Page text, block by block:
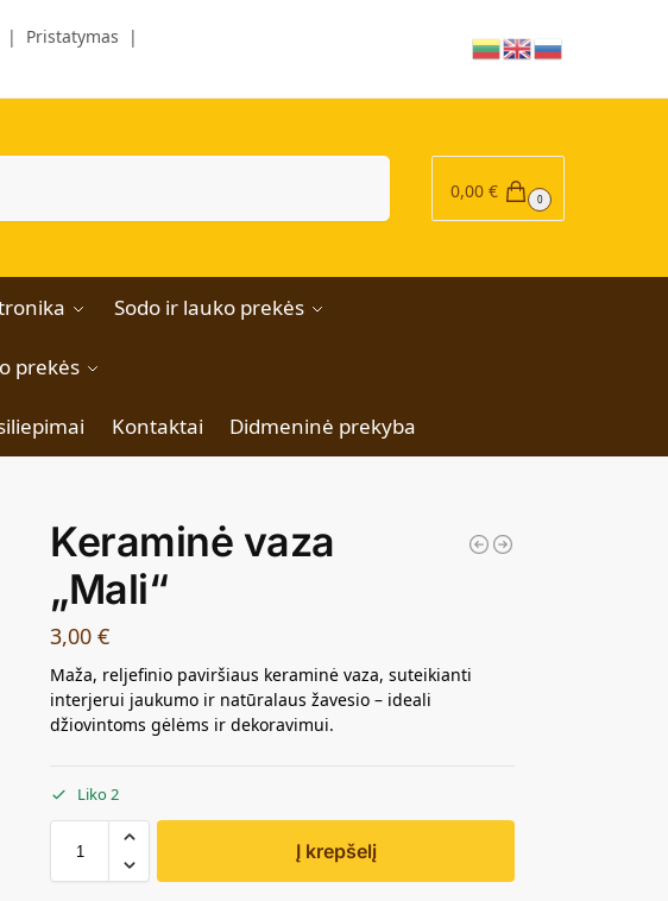
| Pristatymas |
0,00 € 0
Sodo ir lauko prekės
prekės
Kontaktai Didmeninė prekyba
Keraminė vaza
„Mali“
3,00€
Maža, reljefinio paviršiaus keraminė vaza, suteikianti
interjerui jaukumo ir natūralaus žavesio – ideali
džiovintoms gėlėms ir dekoravimui.
Liko 2
Į krepšelį